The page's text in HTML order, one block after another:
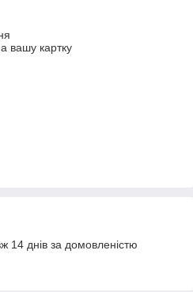
вашу картку
14 днів за домовленістю